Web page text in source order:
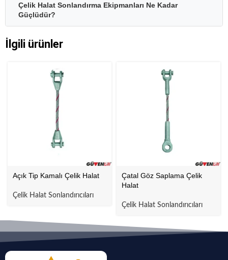
Çelik Halat Sonlandırma Ekipmanları Ne Kadar
Güçlüdür?
İlgili ürünler
Açık Tip Kamalı Çelik Halat
Çelik Halat Sonlandırıcıları
Çatal Göz Saplama Çelik
Halat
Çelik Halat Sonlandırıcıları